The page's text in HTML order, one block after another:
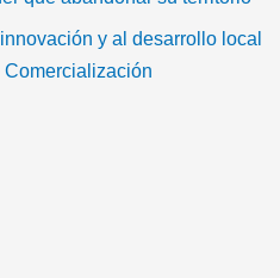
b
g
a
e
y al desarrollo local